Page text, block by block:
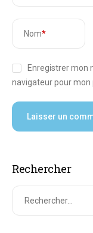
Nom*
Enregistrer mon
navigateur pour
Rechercher